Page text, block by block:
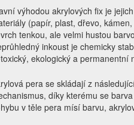
výhodou akrylových fix je
(papír, plast, dřevo,
tenkou, ale velmi hustou
inkoust je chemicky
ekologický a permanentní
pera se skládají z
díky kterému se
v těle pera mísí barvu,